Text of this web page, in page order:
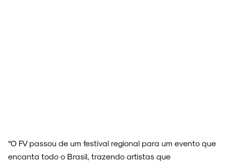
“O FV passou de um festival regional para um evento que
encanta todo o Brasil, trazendo artistas que